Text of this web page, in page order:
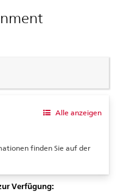
Alle anzeigen
finden Sie auf der
Verfügung: